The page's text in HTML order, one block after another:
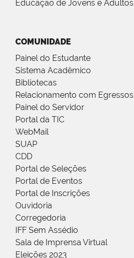
Educação de Jovens e Adultos
COMUNIDADE
Painel do Estudante
Sistema Acadêmico
Bibliotecas
Relacionamento com Egressos
Painel do Servidor
Portal da TIC
WebMail
SUAP
CDD
Portal de Seleções
Portal de Eventos
Portal de Inscrições
Ouvidoria
Corregedoria
IFF Sem Assédio
Sala de Imprensa Virtual
Eleições 2023